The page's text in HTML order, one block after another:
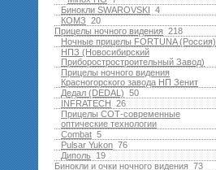
4
Бинокли SWAROVSKI
20
КОМЗ
218
Прицелы ночного видения
Ночные прицелы FORTUNA (Россия)
НПЗ (Новосибирский
Приборостростроительный Завод)
Прицелы ночного видения
Красногорского завода НП Зенит
50
Дедал (DEDAL)
26
INFRATECH
Прицелы СОТ-современные
оптические технологии
5
Combat
76
Pulsar Yukon
19
Диполь
73
Бинокли и очки ночного видения